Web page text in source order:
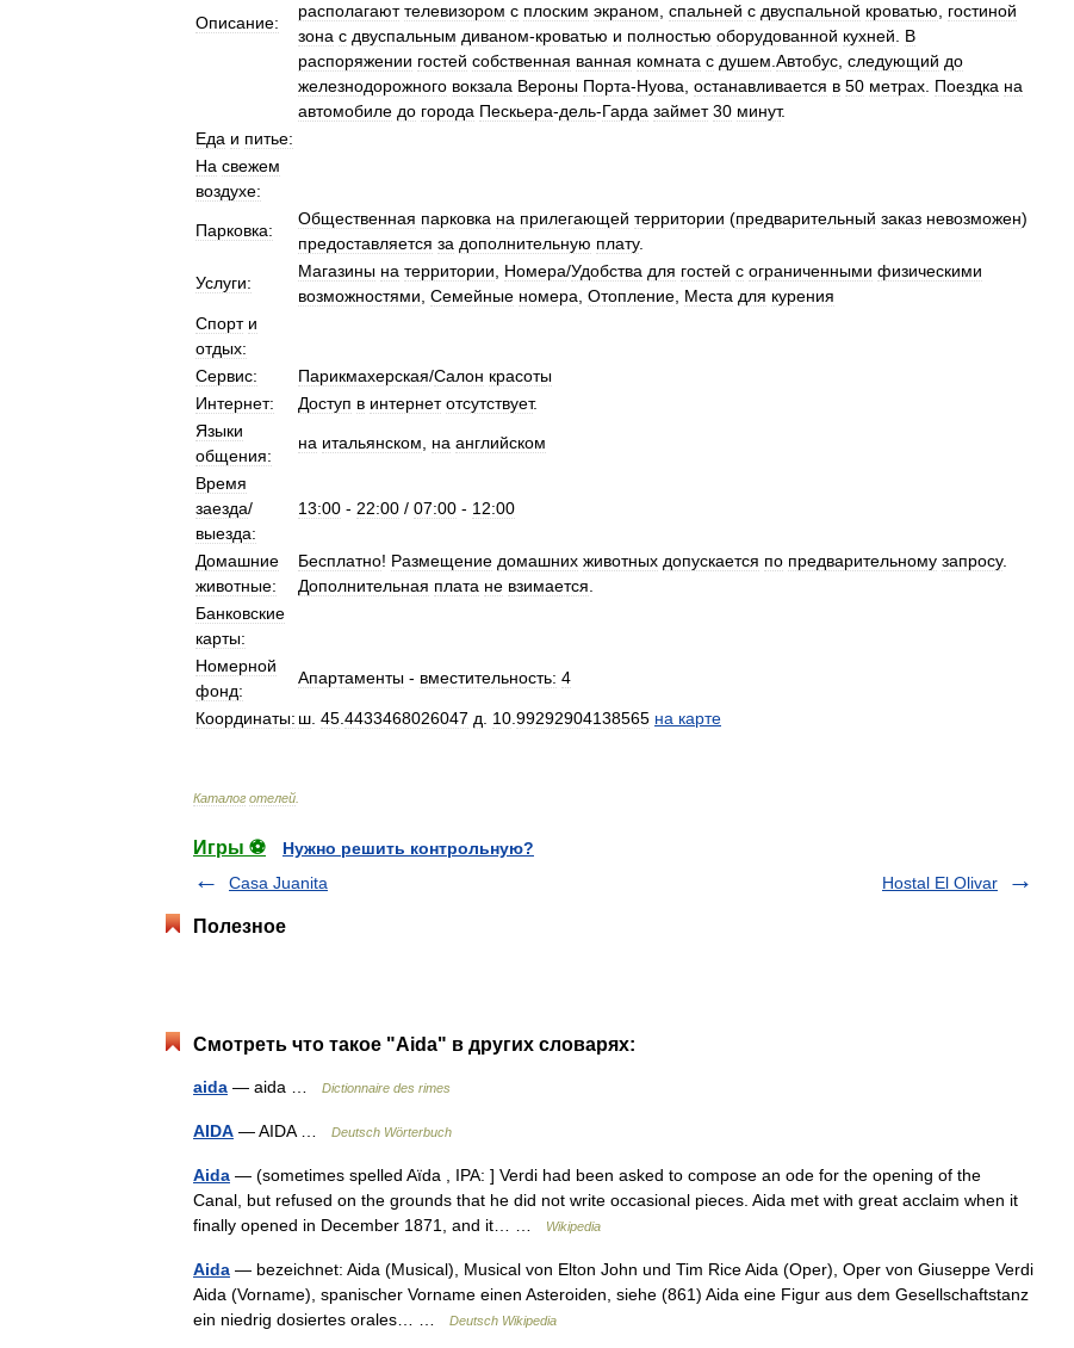
Описание:
располагают телевизором с плоским экраном спальней с двуспальной кроватью
гостиной
зона с двуспальным диваном-кроватью и полностью оборудованной кухней
В
распоряжении гостей собственная ванная комната с душем Автобус следующий до
железнодорожного вокзала Вероны Порта-Нуова останавливается в 50 метрах Поездка на
автомобиле до города Пескьера-дель-Гарда займет 30 минут.
Еда и питье:
На свежем
воздухе:
Парковка:
Общественная парковка на прилегающей территории (предварительный заказ невозможен)
предоставляется за дополнительную плату.
Услуги:
Магазины на территории Номера/Удобства для гостей с ограниченными физическими
возможностями Семейные номера Отопление Места для курения
Спорт и
отдых:
Сервис:
Парикмахерская/Салон красоты
Интернет:
Доступ в интернет отсутствует.
Языки
общения:
на итальянском на английском
Время
заезда/
выезда:
13:00 - 22:00 / 07:00 - 12:00
Домашние
животные:
Бесплатно! Размещение домашних животных допускается по предварительному запросу.
Дополнительная плата не взимается
Банковские
карты:
Номерной
фонд:
Апартаменты - вместительность: 4
Координаты: ш 45 4433468026047 д 10 99292904138565 на карте
Каталог отелей
Игры ⚽
Нужно решить контрольную?
Casa Juanita
Hostal El Olivar
Полезное
Смотреть что такое "Aida" в других словарях:
aida — aida … Dictionnaire des rimes
AIDA — AIDA … Deutsch Wörterbuch
Aida — (sometimes spelled Aïda , IPA: ] Verdi had been asked to compose an ode for the opening of the
Canal, but refused on the grounds that he did not write occasional pieces. Aida met with great acclaim when it
finally opened in December 1871, and it… …
Wikipedia
Aida — bezeichnet: Aida (Musical), Musical von Elton John und Tim Rice Aida (Oper), Oper von Giuseppe Verdi
Aida (Vorname), spanischer Vorname einen Asteroiden, siehe (861) Aida eine Figur aus dem Gesellschaftstanz
ein niedrig dosiertes orales… …
Deutsch Wikipedia